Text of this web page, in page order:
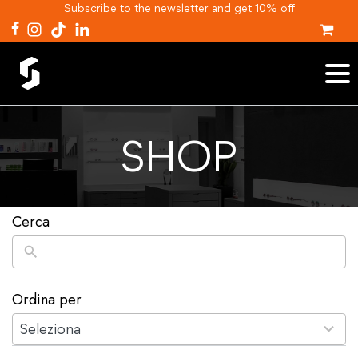
Subscribe to the newsletter and get 10% off
SHOP
Cerca
Ordina per
Seleziona
2
results
available